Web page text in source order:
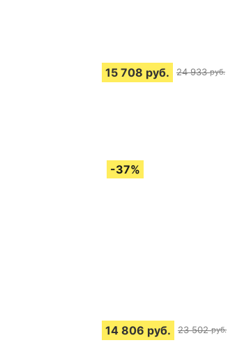
15 708 руб. 24 933 руб.
14 806 руб. 23 502 руб.